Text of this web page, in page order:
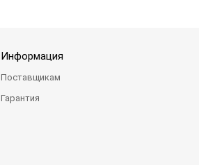
Информация
Поставщикам
Гарантия